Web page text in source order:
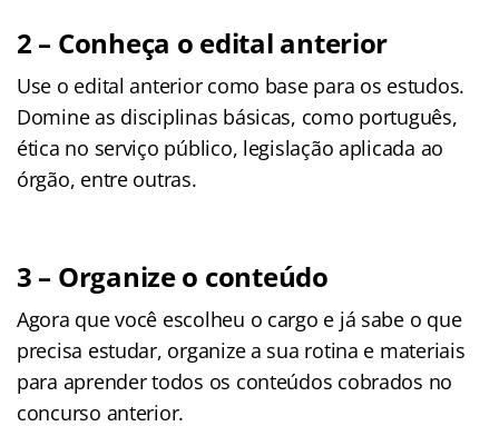
2 – Conheça o edital anterior
Use o edital anterior como base para os estudos.
Domine as disciplinas básicas, como português,
ética no serviço público, legislação aplicada ao
órgão, entre outras.
3 – Organize o conteúdo
Agora que você escolheu o cargo e já sabe o que
precisa estudar, organize a sua rotina e materiais
para aprender todos os conteúdos cobrados no
concurso anterior.